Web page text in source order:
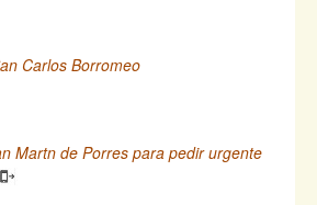
Carlos Borromeo
Martn de Porres para pedir urgente